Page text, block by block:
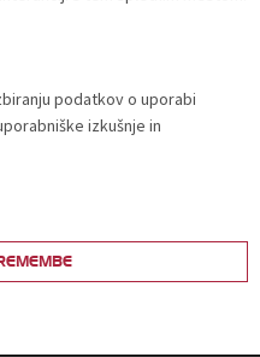
podatkov o uporabi
izkušnje in